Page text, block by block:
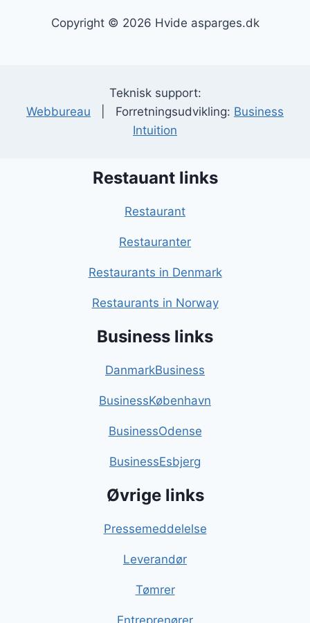
Copyright © 2026 Hvide asparges.dk
Teknisk support:
Webbureau | Forretningsudvikling: Business
Intuition
Restauant links
Restaurant
Restauranter
Restaurants in Denmark
Restaurants in Norway
Business links
DanmarkBusiness
BusinessKøbenhavn
BusinessOdense
BusinessEsbjerg
Øvrige links
Pressemeddelelse
Leverandør
Tømrer